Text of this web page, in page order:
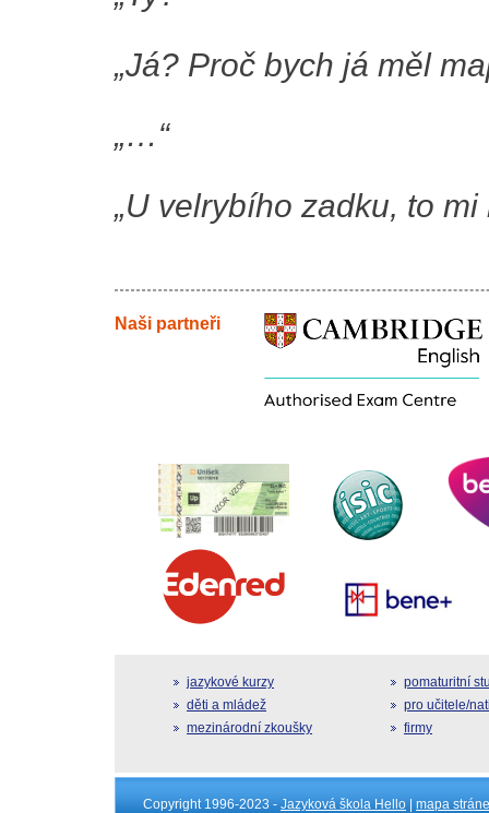
„Já? Proč bych já měl
„…“
„U velrybího zadku, to
Naši partneři
jazykové kurzy
děti a mládež
mezinárodní zkoušky
pomaturitní
pro učitele/
firmy
Copyright 1996-2023 - Jazyková škola Hello | mapa